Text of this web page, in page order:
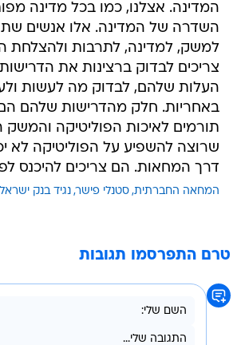
המדינה. אצלנו, כמו בכל מדינה
השדרה של המדינה. אלו אנשים
למשק, למדינה, לתרבות ולהצלחת
צריכים לבדוק ברצינות את
העלות שלהם, לבדוק מה לעשות
באחריות. חלק מהדרישות שלהם הם
תורמים לאיכות הפוליטיקה והמשק
שרוצה להשפיע על הפוליטיקה לא
דרך המחאות. הם צריכים להיכנס
המחאה החברתית סטנלי פישר נגיד בנק ישראל
טרם התפרסמו תגובות